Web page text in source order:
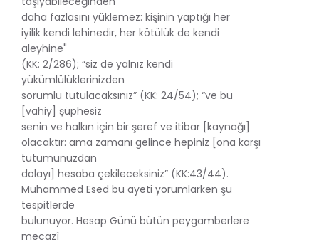
daha fazlasını yüklemez: kişinin yaptığı her
iyilik kendi lehinedir, her kötülük de kendi
aleyhine"
(KK: 2/286); “siz de yalnız kendi
yükümlülüklerinizden
sorumlu tutulacaksınız” (KK: 24/54); “ve bu
[vahiy] şüphesiz
senin ve halkın için bir şeref ve itibar [kaynağı]
olacaktır: ama zamanı gelince hepiniz [ona karşı
tutumunuzdan
dolayı] hesaba çekileceksiniz” (KK:43/44).
Muhammed Esed bu ayeti yorumlarken şu
tespitlerde
bulunuyor. Hesap Günü bütün peygamberlere
mecazî